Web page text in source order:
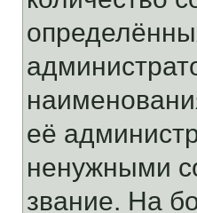
её
ненужными
звание. На